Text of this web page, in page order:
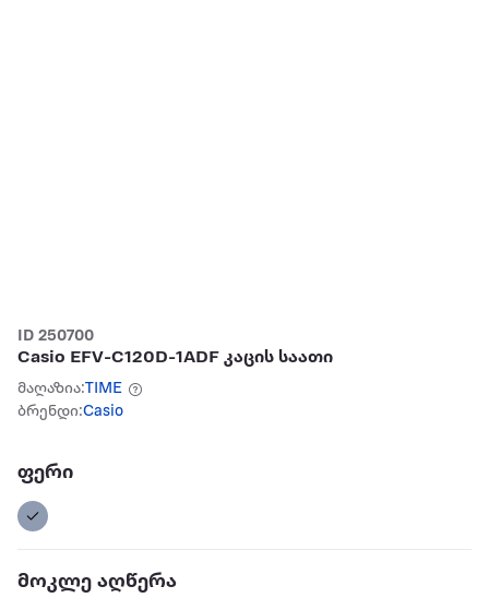
ID 250700
Casio EFV-C120D-1ADF კაცის საათი
მაღაზია:TIME
ბრენდი:Casio
ფერი
მოკლე აღწერა